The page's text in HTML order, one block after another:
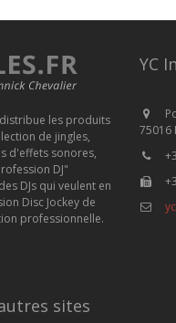
les produits
de jingles,
d'effets sonores,
DJ"
DJs qui veulent en
Disc Jockey de
professionnelle.
YC
75016
sites